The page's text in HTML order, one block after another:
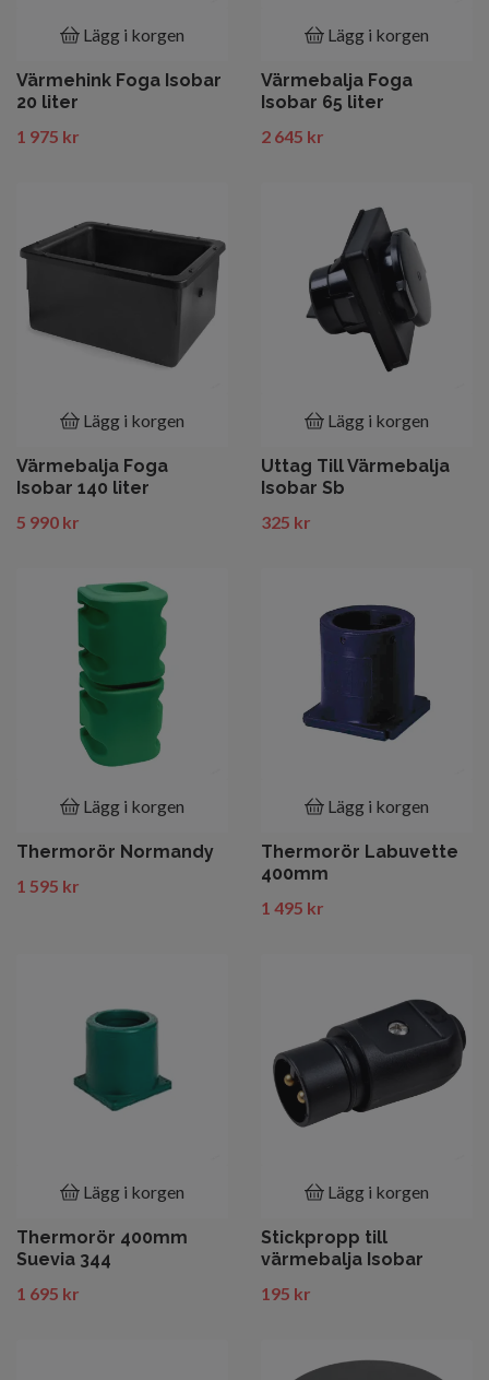
Lägg i korgen
Värmehink Foga Isobar
20 liter
1 975 kr
Lägg i korgen
Värmebalja Foga
Isobar 65 liter
2 645 kr
Lägg i korgen
Värmebalja Foga
Isobar 140 liter
5 990 kr
Lägg i korgen
Uttag Till Värmebalja
Isobar Sb
325 kr
Lägg i korgen
Thermorör Normandy
1 595 kr
Lägg i korgen
Thermorör Labuvette
400mm
1 495 kr
Lägg i korgen
Thermorör 400mm
Suevia 344
1 695 kr
Lägg i korgen
Stickpropp till
värmebalja Isobar
195 kr